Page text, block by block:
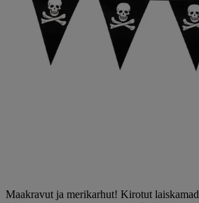
Maakravut ja merikarhut! Kirotut